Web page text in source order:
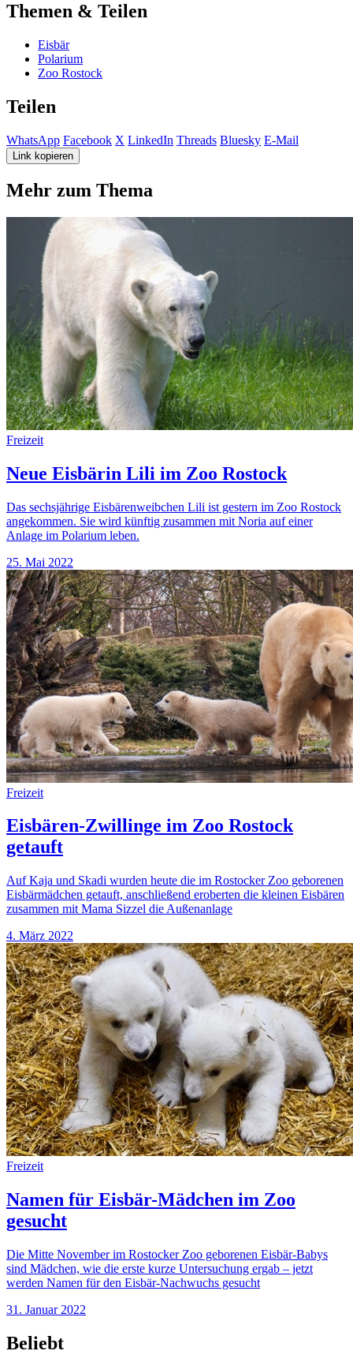
Themen & Teilen
Eisbär
Polarium
Zoo Rostock
Teilen
WhatsApp Facebook X LinkedIn Threads Bluesky E-Mail
Link kopieren
Mehr zum Thema
Freizeit
Neue Eisbärin Lili im Zoo Rostock
Das sechsjährige Eisbärenweibchen Lili ist gestern im Zoo Rostock
angekommen. Sie wird künftig zusammen mit Noria auf einer
Anlage im Polarium leben.
25. Mai 2022
Freizeit
Eisbären-Zwillinge im Zoo Rostock
getauft
Auf Kaja und Skadi wurden heute die im Rostocker Zoo geborenen
Eisbärmädchen getauft, anschließend eroberten die kleinen Eisbären
zusammen mit Mama Sizzel die Außenanlage
4. März 2022
Freizeit
Namen für Eisbär-Mädchen im Zoo
gesucht
Die Mitte November im Rostocker Zoo geborenen Eisbär-Babys
sind Mädchen, wie die erste kurze Untersuchung ergab – jetzt
werden Namen für den Eisbär-Nachwuchs gesucht
31. Januar 2022
Beliebt